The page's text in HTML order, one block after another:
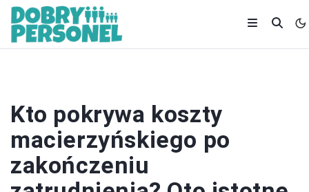
Kto pokrywa koszty
macierzyńskiego po
zakończeniu